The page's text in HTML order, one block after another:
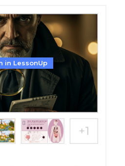
in LessonUp